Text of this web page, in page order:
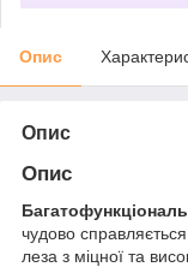
Опис
Опис
Опис
чудово
леза з міцної та